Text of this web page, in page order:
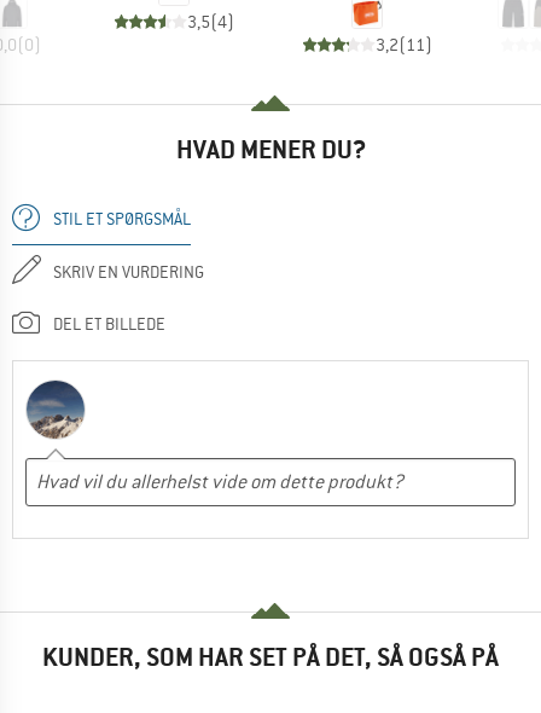
(0)
3,5(4)
3,2(11)
HVAD MENER DU?
STIL ET SPØRGSMÅL
SKRIV EN VURDERING
DEL ET BILLEDE
KUNDER, SOM HAR SET PÅ DET, SÅ OGSÅ PÅ